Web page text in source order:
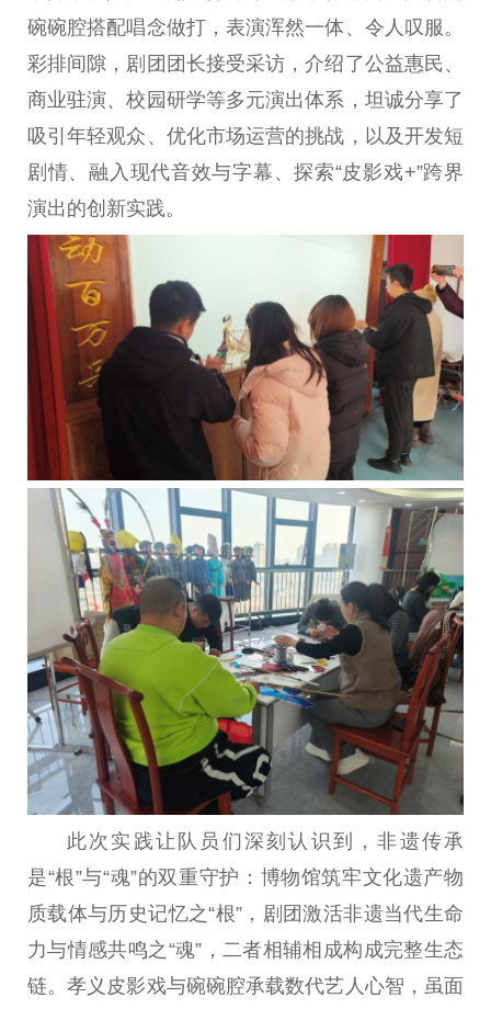
碗碗腔搭配唱念做打，表演浑然一体、令人叹服。
彩排间隙，剧团团长接受采访 ，介绍了公益惠民、
商业驻演、校园研学等多元演出体系，坦诚分享了
吸引年轻观众、优化市场运营的挑战，以及开发短
剧情、融入现代音效与字幕、探索“皮影戏+”跨界
演出的创新实践。
此次实践让队员们深刻认识到，非遗传承
是“根”与“魂”的双重守护：博物馆筑牢文化遗产物
质载体与历史记忆之“根”，剧团激活非遗当代生命
力与情感共鸣之“魂”，二者相辅相成构成完整生态
链。孝义皮影戏与碗碗腔承载数代艺人心智，虽面